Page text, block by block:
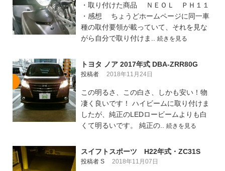
・取り付けた商品 ＮＥＯＬ ＰＨ１１
・感想 ちょうどホームページに同一車
種の取付要領が載っていて、それを見な
がら自分で取り付けま.. 続きを見る
トヨタ ノア 2017年式 DBA-ZRR80G
投稿者 2018年11月24日
この明るさ、この白さ、しかも安い！物
凄く良いです！ ハイビームに取り付けま
したが、純正のLEDロービームよりも白
くて明るいです。 純正の.. 続きを見る
スイフトスポーツ H22年式・ZC31S
投稿者 S 2018年11月07日